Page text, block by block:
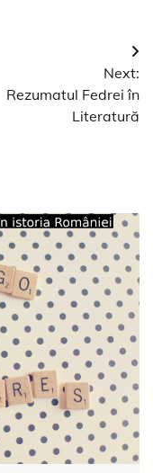
Next:
Rezumatul Fedrei în
Literatură